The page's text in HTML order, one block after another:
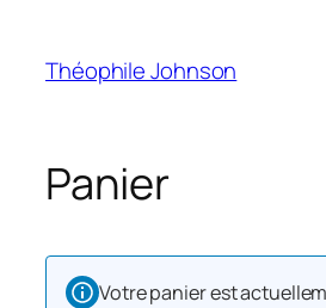
contenu
Théophile Johnson
Panier
Votre panier est